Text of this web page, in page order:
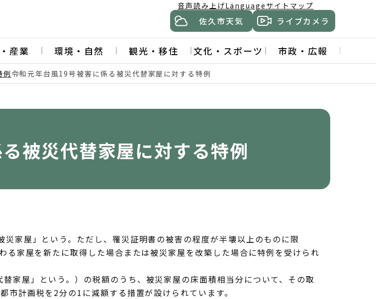
音声読み上げLanguage サイトマップ
佐久市天気 ライブカメラ
産業 環境・自然 観光・移住 文化・スポーツ 市政・広報
例令和元年台風19号被害に係る被災代替家屋に対する特例
被災代替家屋に対する特例
家屋」という。ただし、罹災証明書の被害の程度が半壊以上のものに限
家屋を新たに取得した場合または被災家屋を改築した場合に特例を受けられ
家屋」という。）の税額のうち、被災家屋の床面積相当分について、その取
計画税を2分の1に減額する措置が設けられています。